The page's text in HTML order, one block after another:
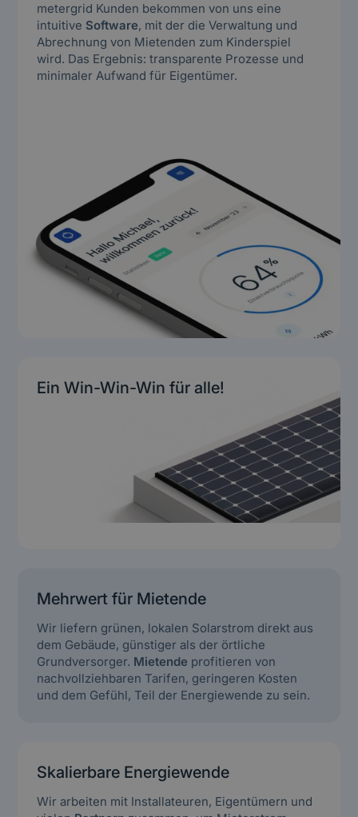
metergrid Kunden bekommen von uns eine
intuitive Software, mit der die Verwaltung und
Abrechnung von Mietenden zum Kinderspiel
wird. Das Ergebnis: transparente Prozesse und
minimaler Aufwand für Eigentümer.
Ein Win-Win-Win für alle!
Mehrwert für Mietende
Wir liefern grünen, lokalen Solarstrom direkt aus
dem Gebäude, günstiger als der örtliche
Grundversorger. Mietende profitieren von
nachvollziehbaren Tarifen, geringeren Kosten
und dem Gefühl, Teil der Energiewende zu sein.
Skalierbare Energiewende
Wir arbeiten mit Installateuren, Eigentümern und